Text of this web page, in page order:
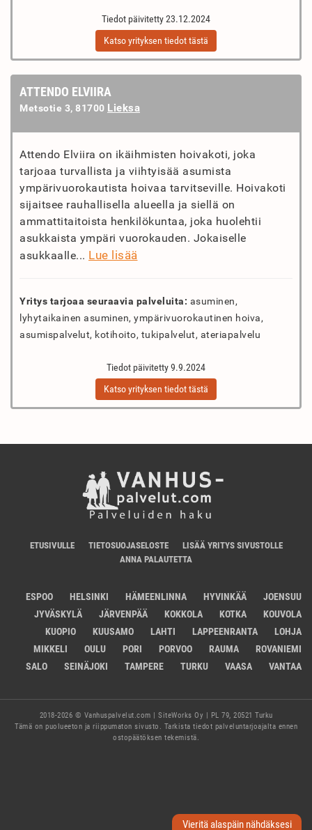
Tiedot päivitetty 23.12.2024
Katso yrityksen tiedot tästä
ATTENDO ELVIIRA
Metsotie 3, 81700 Lieksa
Attendo Elviira on ikäihmisten hoivakoti, joka
tarjoaa turvallista ja viihtyisää asumista
ympärivuorokautista hoivaa tarvitseville. Hoivakoti
sijaitsee rauhallisella alueella ja siellä on
ammattitaitoista henkilökuntaa, joka huolehtii
asukkaista ympäri vuorokauden. Jokaiselle
asukkaalle... Lue lisää
Yritys tarjoaa seuraavia palveluita: asuminen,
lyhytaikainen asuminen, ympärivuorokautinen hoiva,
asumispalvelut, kotihoito, tukipalvelut, ateriapalvelu
Tiedot päivitetty 9.9.2024
Katso yrityksen tiedot tästä
Vieritä alaspäin nähdäksesi
ETUSIVULLE TIETOSUOJASELOSTE
LISÄÄ YRITYS SIVUSTOLLE
ANNA PALAUTETTA
ESPOO HELSINKI HÄMEENLINNA HYVINKÄÄ
JOENSUU
JYVÄSKYLÄ
JÄRVENPÄÄ KOKKOLA KOTKA
KOUVOLA
KUOPIO
KUUSAMO LAHTI LAPPEENRANTA
LOHJA
MIKKELI
OULU PORI PORVOO RAUMA
ROVANIEMI
SALO
SEINÄJOKI TAMPERE TURKU VAASA VANTAA
2018-2026 © Vanhuspalvelut.com | SiteWorks Oy | PL 79, 20521 Turku
Tämä on puolueeton ja riippumaton sivusto. Tarkista tiedot palveluntarjoajalta ennen
ostopäätöksen tekemistä.